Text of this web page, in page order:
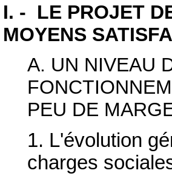
I. - LE PROJET
MOYENS
A. UN NIVEAU
PEU DE
1. L'évolution
charges